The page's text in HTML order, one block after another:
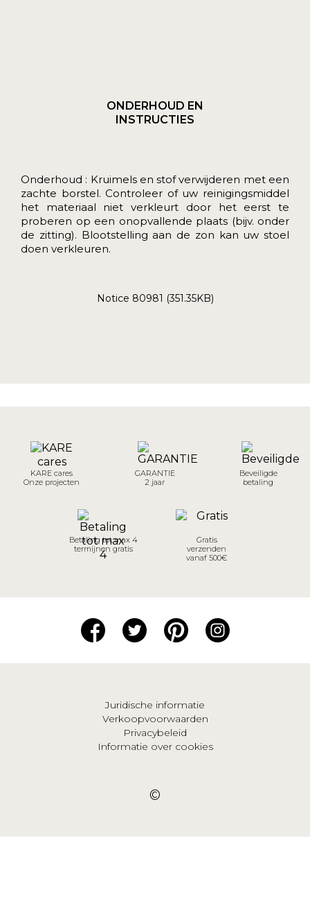
ONDERHOUD EN
INSTRUCTIES
Onderhoud : Kruimels en stof verwijderen met een
zachte borstel. Controleer of uw reinigingsmiddel
het materiaal niet verkleurt door het eerst te
proberen op een onopvallende plaats (bijv. onder
de zitting). Blootstelling aan de zon kan uw stoel
doen verkleuren.
Notice 80981 (351.35KB)
KARE cares
Onze projecten
GARANTIE
2 jaar
Beveiligde
betaling
Betaling tot max 4
termijnen gratis
Gratis
verzenden
vanaf 500€
Juridische informatie
Verkoopvoorwaarden
Privacybeleid
Informatie over cookies
©